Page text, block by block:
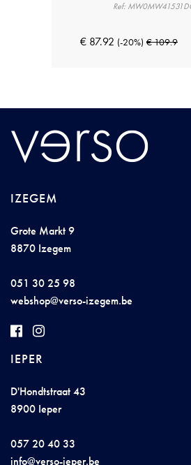
Ref:
€ 87.92 (-20%) € 109.9
IZEGEM
Grote Markt 9
8870 Izegem
051 30 25 98
webshop@verso-izegem.be
IEPER
D'Hondtstraat 43
8900 Ieper
057 20 40 33
info@verso-ieper.be